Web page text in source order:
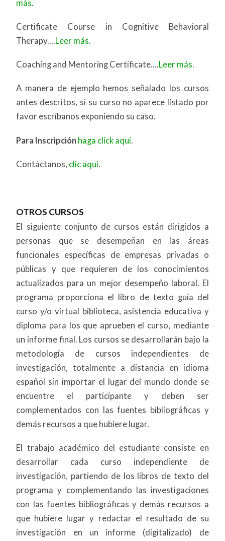
más.
Certificate Course in Cognitive Behavioral
Therapy....Leer más.
Coaching and Mentoring Certificate....Leer más.
A manera de ejemplo hemos señalado los cursos
antes descritos, si su curso no aparece listado por
favor escríbanos exponiendo su caso.
Para Inscripción haga click aquí.
Contáctanos, clic aquí.
OTROS CURSOS
El siguiente conjunto de cursos están dirigidos a
personas que se desempeñan en las áreas
funcionales específicas de empresas privadas o
públicas y que requieren de los conocimientos
actualizados para un mejor desempeño laboral. El
programa proporciona el libro de texto guía del
curso y/o virtual biblioteca, asistencia educativa y
diploma para los que aprueben el curso, mediante
un informe final. Los cursos se desarrollarán bajo la
metodología de cursos independientes de
investigación, totalmente a distancia en idioma
español sin importar el lugar del mundo donde se
encuentre el participante y deben ser
complementados con las fuentes bibliográficas y
demás recursos a que hubiere lugar.
El trabajo académico del estudiante consiste en
desarrollar cada curso independiente de
investigación, partiendo de los libros de texto del
programa y complementando las investigaciones
con las fuentes bibliográficas y demás recursos a
que hubiere lugar y redactar el resultado de su
investigación en un informe (digitalizado) de